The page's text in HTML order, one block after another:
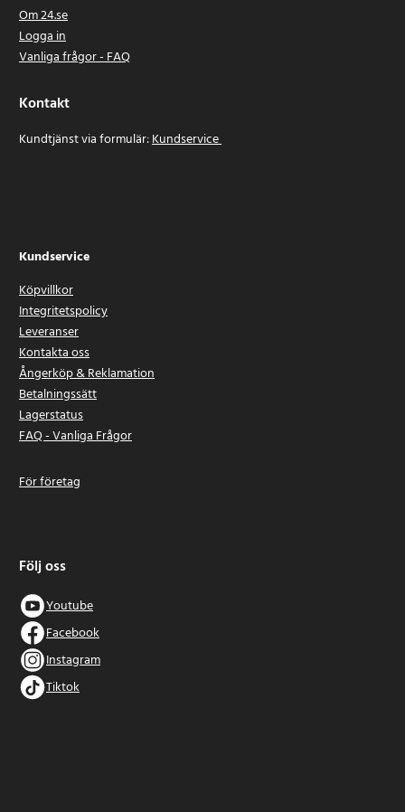
Om 24.se
Logga in
Vanliga frågor - FAQ
Kontakt
Kundtjänst via formulär:Kundservice
Kundservice
Köpvillkor
Integritetspolicy
Leveranser
Kontakta oss
Ångerköp & Reklamation
Betalningssätt
Lagerstatus
FAQ - Vanliga Frågor
För företag
Följ oss
Youtube
Facebook
Instagram
Tiktok